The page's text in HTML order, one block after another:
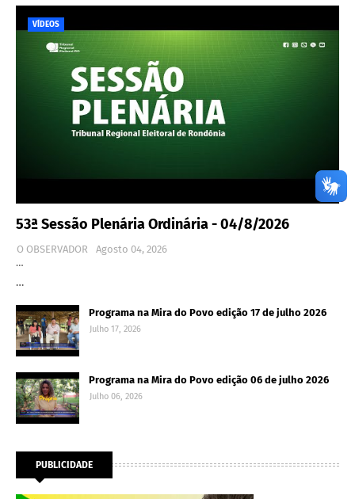
VÍDEOS
53ª Sessão Plenária Ordinária - 04/8/2026
O OBSERVADOR
Agosto 04, 2026
…
…
Programa na Mira do Povo edição 17 de julho 2026
Julho 17, 2026
Programa na Mira do Povo edição 06 de julho 2026
Julho 06, 2026
PUBLICIDADE